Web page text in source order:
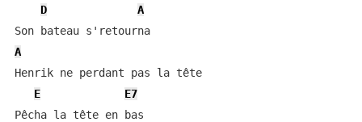
D
A
Son bateau s'retourna
A
Henrik ne perdant pas la tête
E
E7
Pêcha la tête en bas